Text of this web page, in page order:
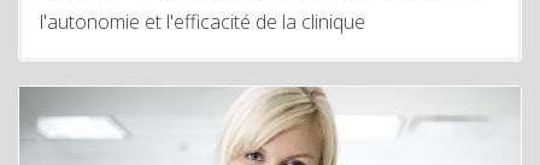
l'autonomie et l'efficacité de la clinique